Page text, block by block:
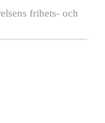
frihets- och